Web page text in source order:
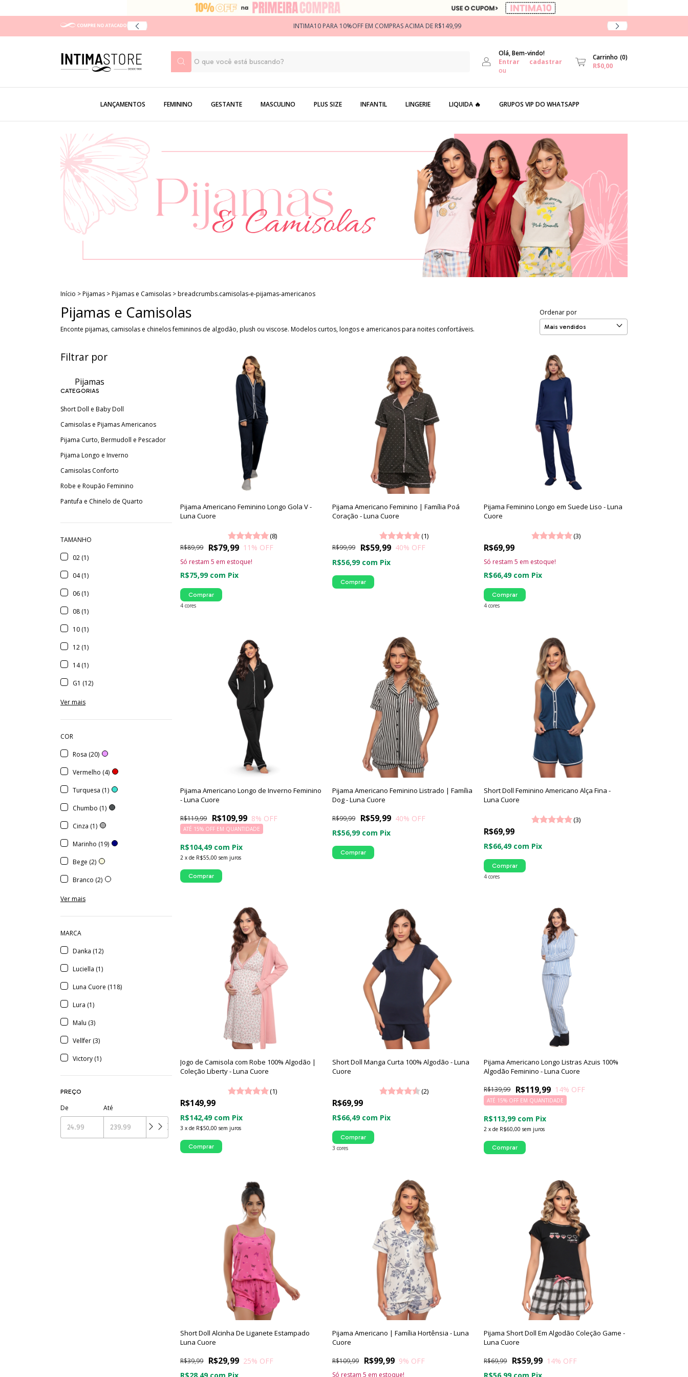
INTIMA10 PARA 10%OFF EM COMPRAS ACIMA DE R$149,99
Olá, Bem-vindo!
Entrar
ou
cadastrar Carrinho (0)
R$0,00
LANÇAMENTOS FEMININO GESTANTE MASCULINO PLUS SIZE INFANTIL LINGERIE LIQUIDA 🔥 GRUPOS VIP DO WHATSAPP
Início >Pijamas >Pijamas e Camisolas >breadcrumbs.camisolas-e-pijamas-americanos
Pijamas e Camisolas
Enconte pijamas, camisolas e chinelos femininos de algodão, plush ou viscose. Modelos curtos, longos e americanos para noites confortáveis.
Ordenar por
Filtrar por
Pijamas
CATEGORIAS
Short Doll e Baby Doll
Camisolas e Pijamas Americanos
Pijama Curto, Bermudoll e Pescador
Pijama Longo e Inverno
Camisolas Conforto
Robe e Roupão Feminino
Pantufa e Chinelo de Quarto
COR
Rosa (20)
Vermelho (4)
Turquesa (1)
Chumbo (1)
Cinza (1)
Marinho (19)
Bege (2)
Branco (2)
Ver mais
TAMANHO
02 (1)
04 (1)
06 (1)
08 (1)
10 (1)
12 (1)
14 (1)
G1 (12)
Ver mais
MARCA
Danka (12)
Luciella (1)
Luna Cuore (118)
Lura (1)
Malu (3)
Vellfer (3)
Victory (1)
PREÇO
De Até
Pijama Americano Feminino Longo Gola V -
Luna Cuore
(8)
R$79,99
R$89,99 11 % OFF
R$75,99 com Pix
Só restam5 em estoque!
4 cores
Comprar
Pijama Americano Feminino | Família Poá
Coração - Luna Cuore
(1)
R$59,99
R$99,99 40% OFF
R$56,99 com Pix
Comprar
Pijama Feminino Longo em Suede Liso - Luna
Cuore
(3)
R$69,99
R$66,49 com Pix
Só restam5 em estoque!
4 cores
Comprar
Pijama Americano Longo de Inverno Feminino
- Luna Cuore
R$109,99
R$119,99 8% OFF
2 xde R$55,00 sem juros
ATÉ 15% OFF EM QUANTIDADE
R$104,49 com Pix
Comprar
Pijama Americano Feminino Listrado | Família
Dog - Luna Cuore
R$59,99
R$99,99 40% OFF
R$56,99 com Pix
Comprar
Short Doll Feminino Americano Alça Fina -
Luna Cuore
(3)
R$69,99
R$66,49 com Pix
4 cores
Comprar
Jogo de Camisola com Robe 100% Algodão |
Coleção Liberty - Luna Cuore
(1)
R$149,99
3 xde R$50,00 sem juros
R$142,49 com Pix
Comprar
Short Doll Manga Curta 100% Algodão - Luna
Cuore
(2)
R$69,99
R$66,49 com Pix
3 cores
Comprar
Pijama Americano Longo Listras Azuis 100%
Algodão Feminino - Luna Cuore
R$119,99
R$139,99 14% OFF
2 xde R$60,00 sem juros
ATÉ 15% OFF EM QUANTIDADE
R$113,99 com Pix
Comprar
Short Doll Alcinha De Liganete Estampado
Luna Cuore
R$29,99
R$39,99 25% OFF
Pijama Americano | Família Hortênsia - Luna
Cuore
R$99,99
R$109,99 9% OFF
Só restam 5 em estoque!
Pijama Short Doll Em Algodão Coleção Game -
Luna Cuore
R$59,99
R$69,99 14% OFF